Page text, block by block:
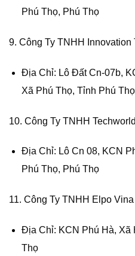
Phú Thọ, Phú Thọ
9. Công Ty TNHH
Địa Chỉ: Lô Đất Cn-07b,
Xã Phú Thọ, Tỉnh Phú Thọ
10. Công Ty TNHH
Địa Chỉ: Lô Cn 08, KCN
Phú Thọ, Phú Thọ
11. Công Ty TNHH Elpo Vina
Địa Chỉ: KCN Phú Hà, Xã
Thọ